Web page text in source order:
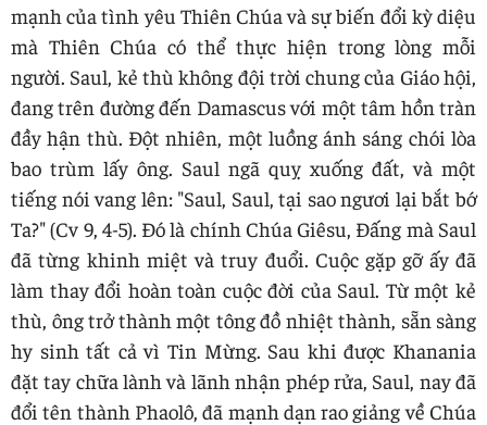
mạnh của tình yêu Thiên Chúa và sự biến đổi kỳ diệu
mà Thiên Chúa có thể thực hiện trong lòng mỗi
người. Saul, kẻ thù không đội trời chung của Giáo hội,
đang trên đường đến Damascus với một tâm hồn tràn
đầy hận thù. Đột nhiên, một luồng ánh sáng chói lòa
bao trùm lấy ông. Saul ngã quỵ xuống đất, và một
tiếng nói vang lên: "Saul, Saul, tại sao ngươi lại bắt bớ
Ta?" (Cv 9, 4-5). Đó là chính Chúa Giêsu, Đấng mà Saul
đã từng khinh miệt và truy đuổi. Cuộc gặp gỡ ấy đã
làm thay đổi hoàn toàn cuộc đời của Saul. Từ một kẻ
thù, ông trở thành một tông đồ nhiệt thành, sẵn sàng
hy sinh tất cả vì Tin Mừng. Sau khi được Khanania
đặt tay chữa lành và lãnh nhận phép rửa, Saul, nay đã
đổi tên thành Phaolô, đã mạnh dạn rao giảng về Chúa